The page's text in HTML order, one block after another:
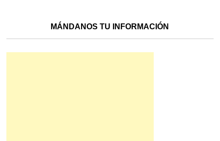
MÁNDANOS TU INFORMACIÓN